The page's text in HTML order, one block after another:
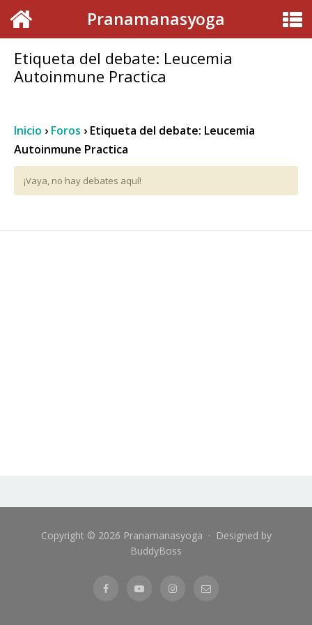
Pranamanasyoga
Etiqueta del debate: Leucemia
Autoinmune Practica
Inicio › Foros › Etiqueta del debate: Leucemia
Autoinmune Practica
¡Vaya, no hay debates aquí!
Copyright © 2026 Pranamanasyoga · Designed by
BuddyBoss